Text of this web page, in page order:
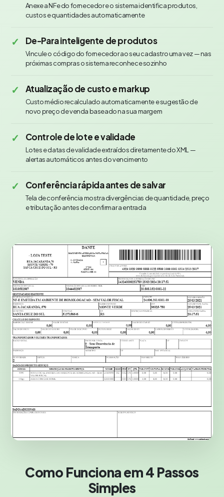
Anexe a NFe do fornecedor e o sistema identifica produtos,
custos e quantidades automaticamente
✓ De-Para inteligente de produtos
Vincule o código do fornecedor ao seu cadastro uma vez — nas
próximas compras o sistema reconhece sozinho
✓ Atualização de custo e markup
Custo médio recalculado automaticamente e sugestão de
novo preço de venda baseado na sua margem
✓ Controle de lote e validade
Lotes e datas de validade extraídos diretamente do XML —
alertas automáticos antes do vencimento
✓ Conferência rápida antes de salvar
Tela de conferência mostra divergências de quantidade, preço
e tributação antes de confirmar a entrada
Como Funciona em 4 Passos
Simples